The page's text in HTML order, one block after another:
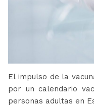
El impulso de la
por un calendario
personas adultas en